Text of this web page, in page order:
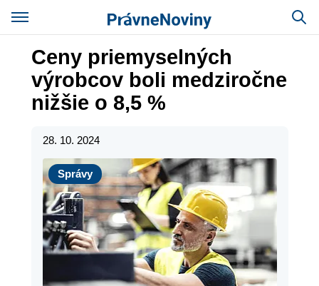
Ceny priemyselných
výrobcov boli medziročne
nižšie o 8,5 %
28. 10. 2024
Správy
Správy